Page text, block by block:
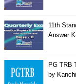
11th
Answer
PG TRB
by